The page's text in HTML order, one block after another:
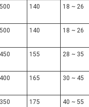
140 18 ~ 26
140 18 ~ 26
155 28 ~ 35
165 30 ~ 45
175 40 ~ 55